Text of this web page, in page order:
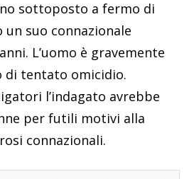
sottoposto a fermo di
suo connazionale
L’uomo è gravemente
di tentato omicidio.
l’indagato avrebbe
per futili motivi alla
connazionali.